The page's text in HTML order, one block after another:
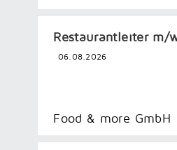
Restaurantleiter m/​
06.08.2026
Food & more GmbH